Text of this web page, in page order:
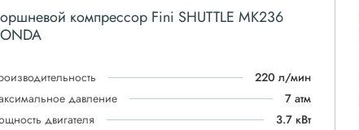
компрессор Fini SHUTTLE MK236
220 л/мин
давление
7 атм
двигателя
3.7 кВт